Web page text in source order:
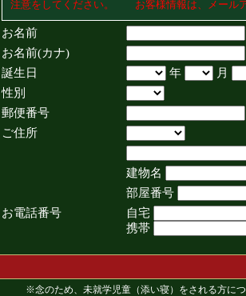
注意をしてください。 お客様情報は、メール
お名前
お名前(カナ)
誕生日
年
月
性別
郵便番号
ご住所
建物名
部屋番号
お電話番号
自宅
携帯
※念のため、未就学児童（添い寝）をされる方に